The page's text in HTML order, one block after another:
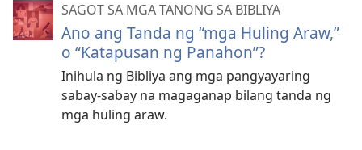
SAGOT SA MGA TANONG SA BIBLIYA
Ano ang Tanda ng “mga Huling Araw,”
o “Katapusan ng Panahon”?
Inihula ng Bibliya ang mga pangyayaring
sabay-sabay na magaganap bilang tanda ng
mga huling araw.